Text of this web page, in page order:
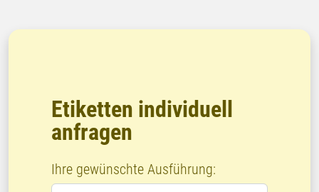
Etiketten individuell
anfragen
Ihre gewünschte Ausführung: